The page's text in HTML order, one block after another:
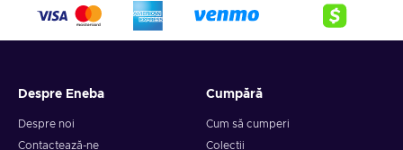
Despre Eneba
Despre noi
Contactează-ne
Cumpără
Cum să cumperi
Colecții